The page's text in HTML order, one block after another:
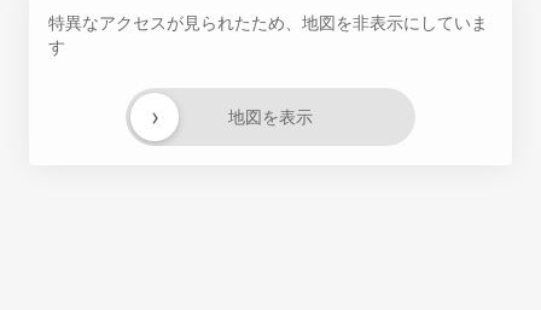
特異なアクセスが見られたため、地図を非表示にしていま
す
地図を表示
›